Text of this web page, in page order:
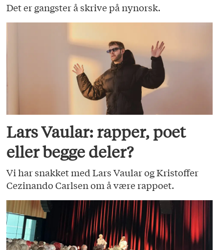
Det er gangster å skrive på nynorsk.
Lars Vaular: rapper, poet
eller begge deler?
Vi har snakket med Lars Vaular og Kristoffer
Cezinando Carlsen om å være rappoet.